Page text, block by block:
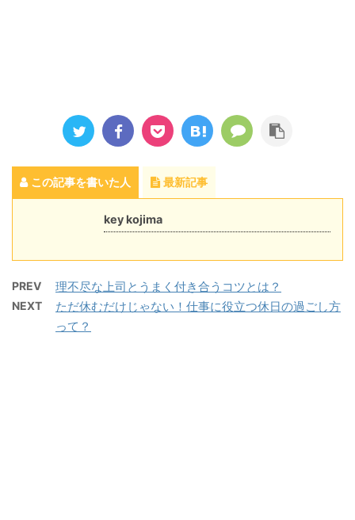
この記事を書いた人 最新記事
key kojima
PREV 理不尽な上司とうまく付き合うコツとは？
NEXT
ただ休むだけじゃない！仕事に役立つ休日の過ごし方
って？